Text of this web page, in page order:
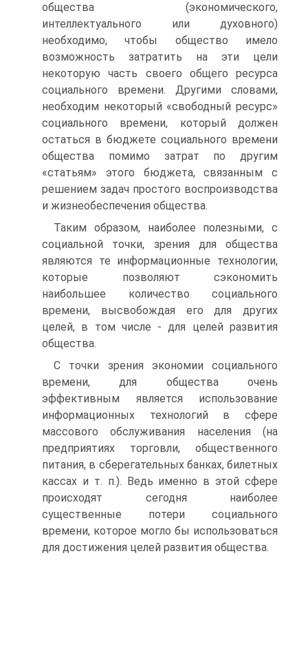
общества (экономического,
интеллектуального или духовного)
необходимо, чтобы общество имело
возможность затратить на эти цели
некоторую часть своего общего ресурса
социального времени. Другими словами,
необходим некоторый «свободный ресурс»
социального времени, который должен
остаться в бюджете социального времени
общества помимо затрат по другим
«статьям» этого бюджета, связанным с
решением задач простого воспроизводства
и жизнеобеспечения общества.
Таким образом, наиболее полезными, с
социальной точки, зрения для общества
являются те информационные технологии,
которые позволяют сэкономить
наибольшее количество социального
времени, высвобождая его для других
целей, в том числе - для целей развития
общества.
С точки зрения экономии социального
времени, для общества очень
эффективным является использование
информационных технологий в сфере
массового обслуживания населения (на
предприятиях торговли, общественного
питания, в сберегательных банках, билетных
кассах и т. п.). Ведь именно в этой сфере
происходят сегодня наиболее
существенные потери социального
времени, которое могло бы использоваться
для достижения целей развития общества.